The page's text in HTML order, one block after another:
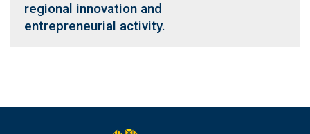
regional innovation and
entrepreneurial activity.